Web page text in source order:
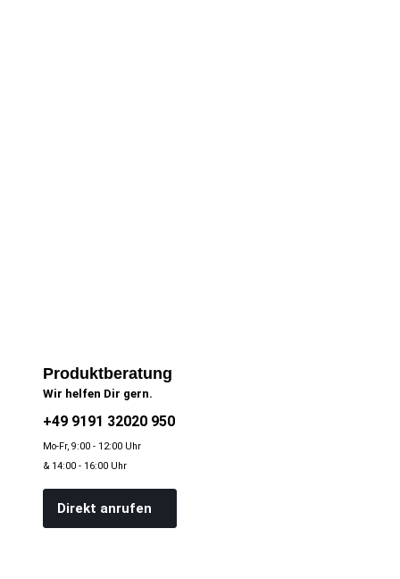
Produktberatung
Wir helfen Dir gern.
+49 9191 32020 950
Mo-Fr, 9:00 - 12:00 Uhr
& 14:00 - 16:00 Uhr
Direkt anrufen